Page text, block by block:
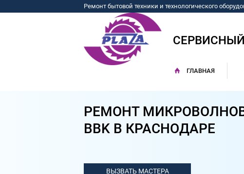
Ремонт бытовой техники и технологического
ГЛАВНАЯ
РЕМОНТ
BBK В КРАСНОДАРЕ